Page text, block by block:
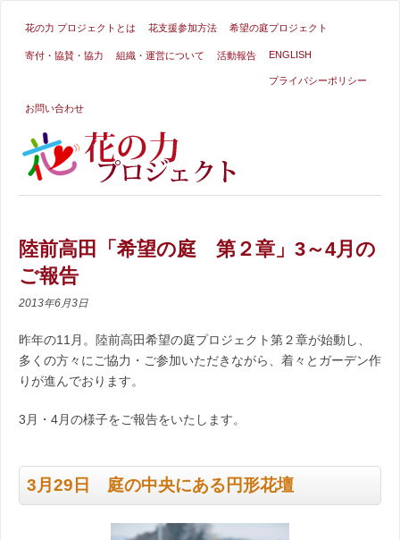
花の力 プロジェクトとは 花支援参加方法 希望の庭プロジェクト
寄付・協賛・協力 組織・運営について 活動報告 ENGLISH
プライバシーポリシー
お問い合わせ
陸前高田「希望の庭 第２章」3～4月の
ご報告
2013年6月3日
昨年の11月。陸前高田希望の庭プロジェクト第２章が始動し、
多くの方々にご協力・ご参加いただきながら、着々とガーデン作
りが進んでおります。
3月・4月の様子をご報告をいたします。
3月29日 庭の中央にある円形花壇